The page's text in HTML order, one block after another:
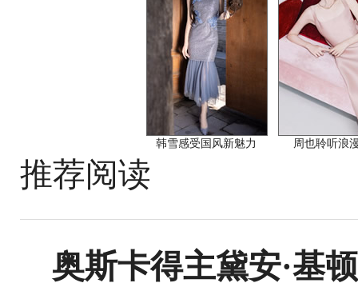
韩雪感受国风新魅力 周也聆听浪
推荐阅读
奥斯卡得主黛安·基